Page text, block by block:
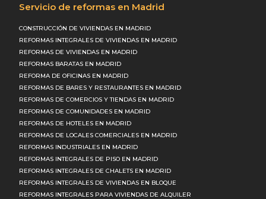
Servicio de reformas en Madrid
CONSTRUCCIÓN DE VIVIENDAS EN MADRID
REFORMAS INTEGRALES DE VIVIENDAS EN MADRID
REFORMAS DE VIVIENDAS EN MADRID
REFORMAS BARATAS EN MADRID
REFORMA DE OFICINAS EN MADRID
REFORMAS DE BARES Y RESTAURANTES EN MADRID
REFORMAS DE COMERCIOS Y TIENDAS EN MADRID
REFORMAS DE COMUNIDADES EN MADRID
REFORMAS DE HOTELES EN MADRID
REFORMAS DE LOCALES COMERCIALES EN MADRID
REFORMAS INDUSTRIALES EN MADRID
REFORMAS INTEGRALES DE PISO EN MADRID
REFORMAS INTEGRALES DE CHALETS EN MADRID
REFORMAS INTEGRALES DE VIVIENDAS EN BLOQUE
REFORMAS INTEGRALES PARA VIVIENDAS DE ALQUILER